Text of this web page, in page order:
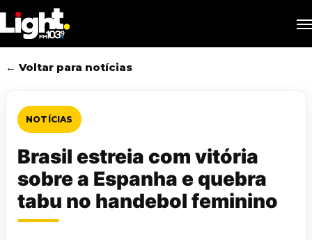
to
main
content
← Voltar para notícias
NOTÍCIAS
Brasil estreia com vitória
sobre a Espanha e quebra
tabu no handebol feminino